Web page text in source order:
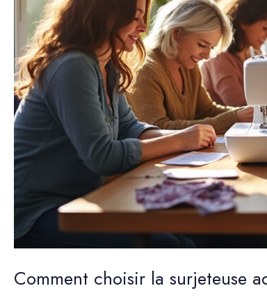
Comment choisir la surjeteuse